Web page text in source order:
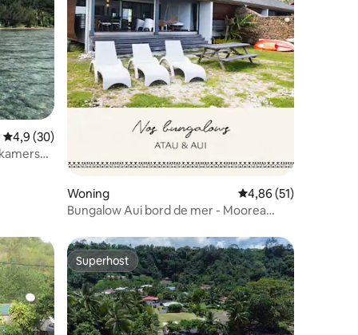
Gemiddelde beoordeling van 4,9 uit 5, 30 recensies
4,9 (30)
Woning Gemiddelde
4,86 (51)
Bungalow Aui bord de mer - Moorea
Superhost
Superhost